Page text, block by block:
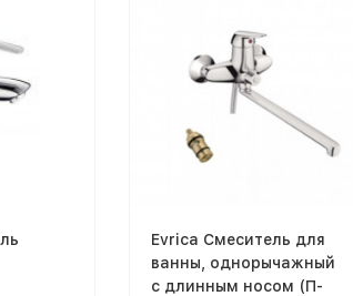
Evrica Смеситель для
ванны, однорычажный
с длинным носом (П-